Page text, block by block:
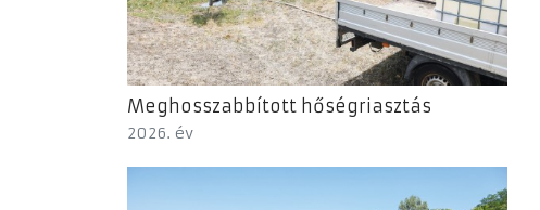
Meghosszabbított hőségriasztás
2026. év